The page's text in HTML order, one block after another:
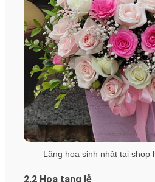
Lãng hoa sinh nhật tại shop
2.2 Hoa tang lễ